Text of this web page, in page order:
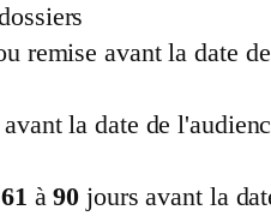
remise avant la date
la date de
61 à90 jours avant la